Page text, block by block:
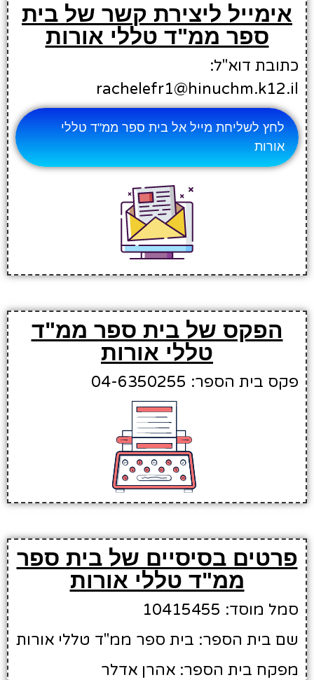
אימייל ליצירת קשר של בית
ספר ממ"ד טללי אורות
כתובת דוא"ל:
rachelefr1@hinuchm.k12.il
לחץ לשליחת מייל אל בית ספר ממ"ד טללי
אורות
הפקס של בית ספר ממ"ד
טללי אורות
פקס בית הספר: 04-6350255
פרטים בסיסיים של בית ספר
ממ"ד טללי אורות
סמל מוסד: 10415455
שם בית הספר: בית ספר ממ"ד טללי אורות
מפקח בית הספר: אהרן אדלר